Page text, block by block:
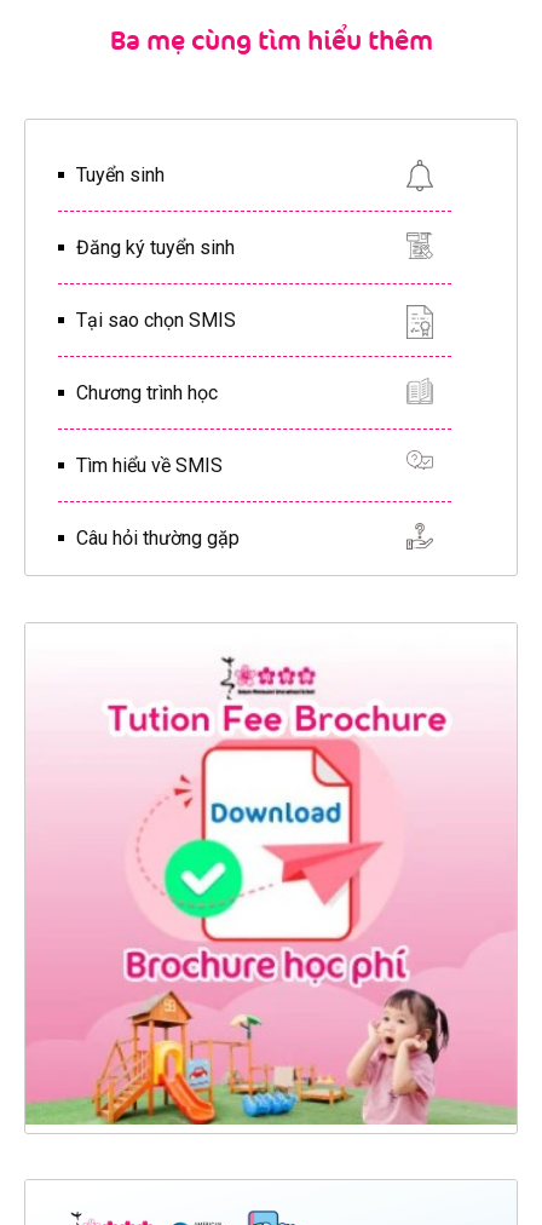
Ba mẹ cùng tìm hiểu thêm
Tuyển sinh
Đăng ký tuyển sinh
Tại sao chọn SMIS
Chương trình học
Tìm hiểu về SMIS
Câu hỏi thường gặp